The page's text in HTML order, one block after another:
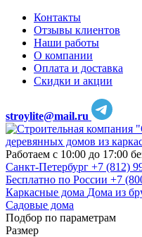
Контакты
Отзывы клиентов
Наши работы
О компании
Оплата и доставка
Скидки и акции
stroylite@mail.ru
деревянных домов из
Работаем с 10:00 до 17:00
Санкт-Петербург +7 (812)
Бесплатно по России +7
Каркасные дома Дома из
Садовые дома
Подбор по параметрам
Размер